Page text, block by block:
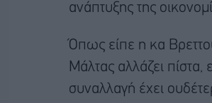
ανάπτυξης της
Όπως είπε η κα
Μάλτας αλλάζει
συναλλαγή έχει